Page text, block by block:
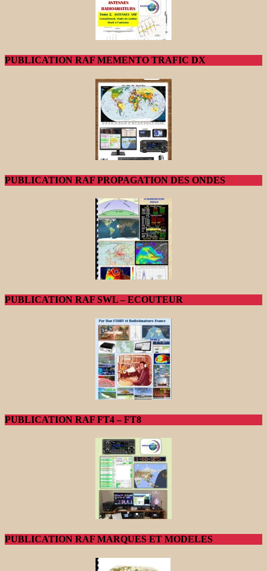
PUBLICATION RAF MEMENTO TRAFIC DX
PUBLICATION RAF PROPAGATION DES ONDES
PUBLICATION RAF SWL – ECOUTEUR
PUBLICATION RAF FT4 – FT8
PUBLICATION RAF MARQUES ET MODELES